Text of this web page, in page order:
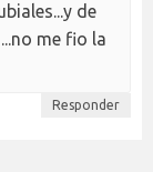
de
me fio la
Responder